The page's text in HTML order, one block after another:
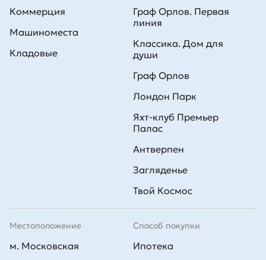
Коммерция
Машиноместа
Кладовые
Способ покупки
Ипотека
Граф Орлов. Первая
линия
Классика. Дом для
души
Граф Орлов
Лондон Парк
Яхт-клуб Премьер
Палас
Антверпен
Загляденье
Твой Космос
Местоположение
м. Московская